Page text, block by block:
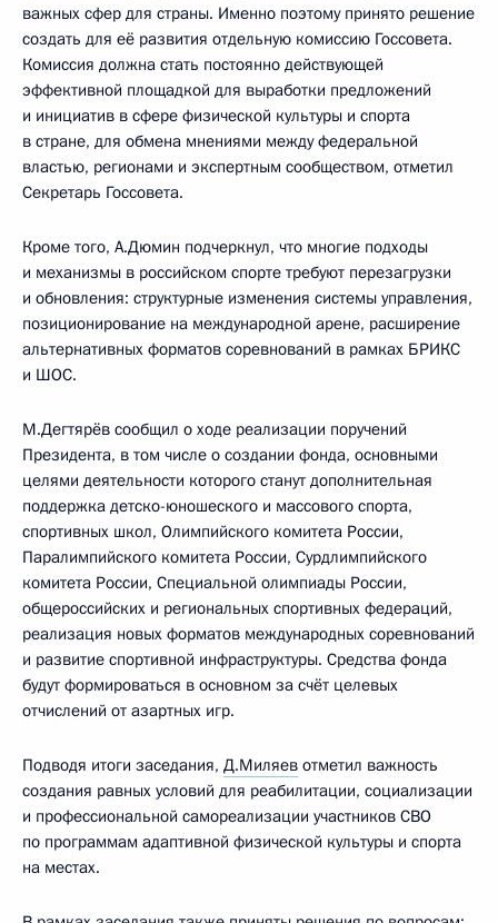
важных сфер для страны. Именно поэтому принято решение
создать для её развития отдельную комиссию Госсовета.
Комиссия должна стать постоянно действующей
эффективной площадкой для выработки предложений
и инициатив в сфере физической культуры и спорта
в стране, для обмена мнениями между федеральной
властью, регионами и экспертным сообществом, отметил
Секретарь Госсовета.
Кроме того, А.Дюмин подчеркнул, что многие подходы
и механизмы в российском спорте требуют перезагрузки
и обновления: структурные изменения системы управления,
позиционирование на международной арене, расширение
альтернативных форматов соревнований в рамках БРИКС
и ШОС.
М.Дегтярёв сообщил о ходе реализации поручений
Президента, в том числе о создании фонда, основными
целями деятельности которого станут дополнительная
поддержка детско-юношеского и массового спорта,
спортивных школ, Олимпийского комитета России,
Паралимпийского комитета России, Сурдлимпийского
комитета России, Специальной олимпиады России,
общероссийских и региональных спортивных федераций,
реализация новых форматов международных соревнований
и развитие спортивной инфраструктуры. Средства фонда
будут формироваться в основном за счёт целевых
отчислений от азартных игр.
Подводя итоги заседания, Д.Миляев отметил важность
создания равных условий для реабилитации, социализации
и профессиональной самореализации участников СВО
по программам адаптивной физической культуры и спорта
на местах.